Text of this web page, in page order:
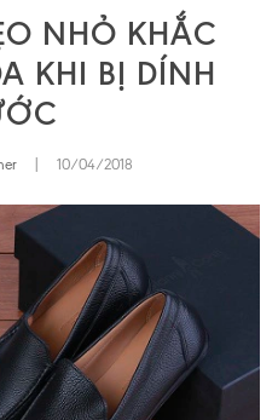
NHỎ KHẮC
KHI BỊ DÍNH
10/04/2018